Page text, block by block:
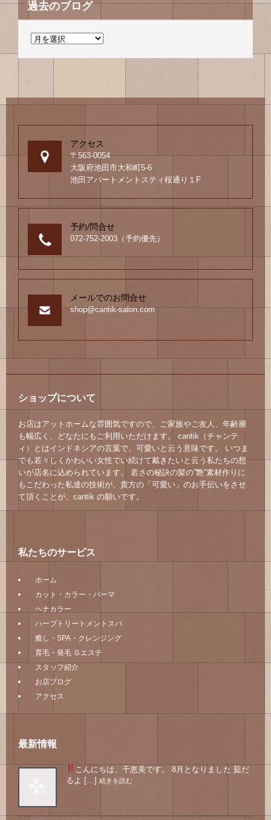
過去のブログ
過
の
ロ
グ
アクセス
〒563-0054
大阪府池田市大和町5-6
池田アパートメントスティ桜通り１F
予約/問合せ
072-752-2003（予約優先）
メールでのお問合せ
shop@cantik-salon.com
ショップについて
お店はアットホームな雰囲気ですので、ご家族やご友人、年齢層
も幅広く、どなたにもご利用いただけます。 cantik（チャンテ
ィ）とはインドネシアの言葉で、可愛いと云う意味です。 いつま
でも若々しくかわいい女性でい続けて戴きたいと云う私たちの想
いが店名に込められています。 若さの秘訣の髪の”艶”素材作りに
もこだわった私達の技術が、貴方の「可愛い」のお手伝いをさせ
て頂くことが、cantik の願いです。
私たちのサービス
ホーム
カット・カラー・パーマ
ヘナカラー
ハーブトリートメントスパ
癒し・SPA・クレンジング
育毛・発毛 Ｇエステ
スタッフ紹介
お店ブログ
アクセス
最新情報
こんにちは、千恵美です。 8月となりました 茹だ
るよ […] 続きを読む